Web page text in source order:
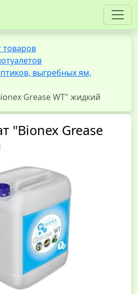
товаров
выгребных ям,
Grease WT" жидкий
"Bionex Grease